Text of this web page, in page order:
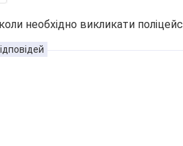
необхідно викликати